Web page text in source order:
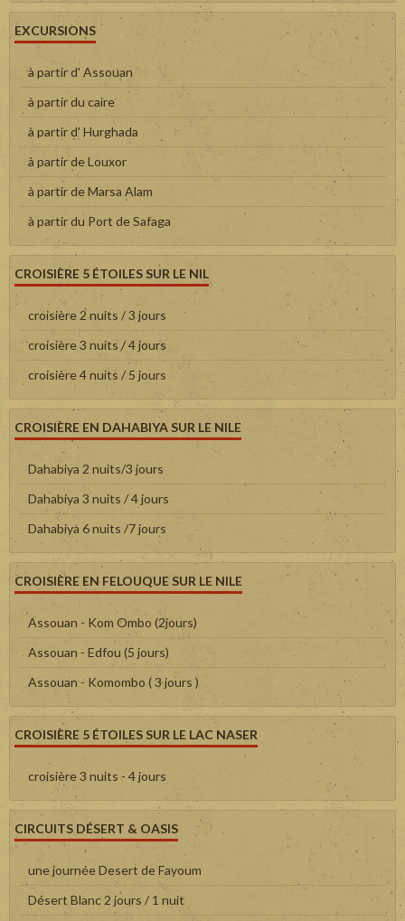
EXCURSIONS
à partir d' Assouan
à partir du caire
à partir d' Hurghada
à partir de Louxor
à partir de Marsa Alam
à partir du Port de Safaga
CROISIÈRE 5 ÉTOILES SUR LE NIL
croisière 2 nuits / 3 jours
croisière 3 nuits / 4 jours
croisière 4 nuits / 5 jours
CROISIÈRE EN DAHABIYA SUR LE NILE
Dahabiya 2 nuits/3 jours
Dahabiya 3 nuits / 4 jours
Dahabiya 6 nuits /7 jours
CROISIÈRE EN FELOUQUE SUR LE NILE
Assouan - Kom Ombo (2jours)
Assouan - Edfou (5 jours)
Assouan - Komombo ( 3 jours )
CROISIÈRE 5 ÉTOILES SUR LE LAC NASER
croisière 3 nuits - 4 jours
CIRCUITS DÉSERT & OASIS
une journée Desert de Fayoum
Désert Blanc 2 jours / 1 nuit